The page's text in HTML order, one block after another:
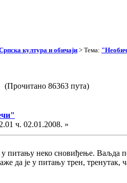
култура и обичаји > Тема:
86363 пута)
ч. 02.01.2008. »
у питању неко сновиђење. Ваљда
да је у питању трен, тренутак,